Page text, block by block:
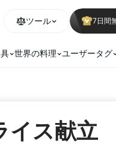
ツール 7日間
世界の料理 ユーザータグ
イス献立